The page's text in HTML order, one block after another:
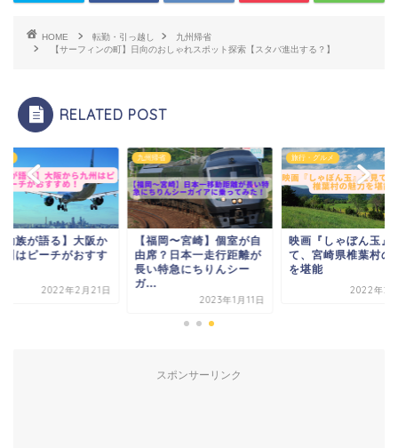
HOME 転勤・引っ越し
九州帰省
【サーフィンの町】日向のおしゃれスポット探索【スタバ進出する？】
RELATED POST
勤族が語る】大阪か
州はピーチがおすす
2022年2月21日
九州帰省
【福岡〜宮崎】個室が自
由席？日本一走行距離が
長い特急にちりんシー
ガ...
2023年1月11日
旅行・グルメ
映画『しゃぼん玉』
て、宮崎県椎葉村の
を堪能
2022年2
スポンサーリンク